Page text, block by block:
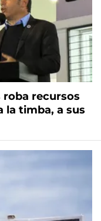
roba recursos
la timba, a sus